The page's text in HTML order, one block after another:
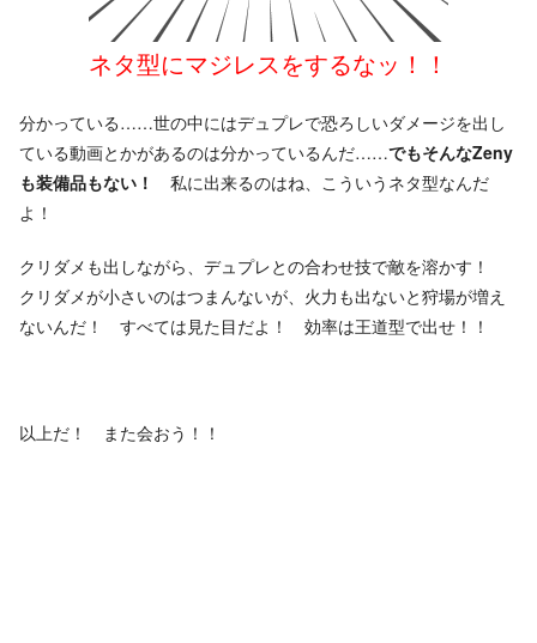
ネタ型にマジレスをするなッ！！
分かっている……世の中にはデュプレで恐ろしいダメージを出し
ている動画とかがあるのは分かっているんだ……でもそんなZeny
も装備品もない！
私に出来るのはね、こういうネタ型なんだ
よ！
クリダメも出しながら、デュプレとの合わせ技で敵を溶かす！
クリダメが小さいのはつまんないが、火力も出ないと狩場が増え
ないんだ！ すべては見た目だよ！ 効率は王道型で出せ！！
以上だ！ また会おう！！